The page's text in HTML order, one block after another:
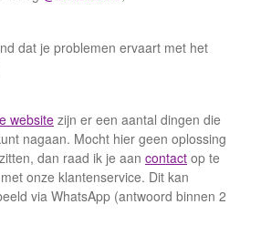
dat je problemen ervaart met het
website zijn er een aantal dingen die
nagaan. Mocht hier geen oplossing
dan raad ik je aan contact op te
onze klantenservice. Dit kan
via WhatsApp (antwoord binnen 2